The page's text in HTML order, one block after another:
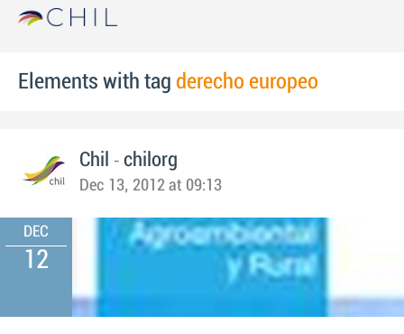
Elements with tag derecho europeo
Chil - chilorg
Dec 13, 2012 at 09:13
DEC
12